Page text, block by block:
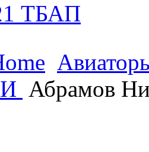
ТБАП
Абрамов